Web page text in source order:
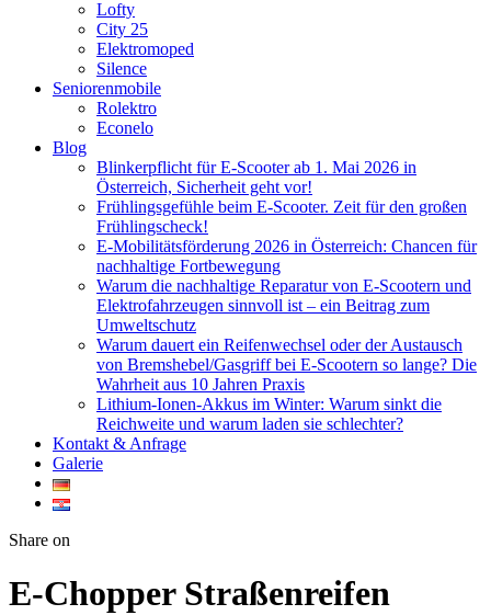
Lofty
City 25
Elektromoped
Silence
Seniorenmobile
Rolektro
Econelo
Blog
Blinkerpflicht für E-Scooter ab 1. Mai 2026 in
Österreich, Sicherheit geht vor!
Frühlingsgefühle beim E-Scooter. Zeit für den großen
Frühlingscheck!
E-Mobilitätsförderung 2026 in Österreich: Chancen für
nachhaltige Fortbewegung
Warum die nachhaltige Reparatur von E-Scootern und
Elektrofahrzeugen sinnvoll ist – ein Beitrag zum
Umweltschutz
Warum dauert ein Reifenwechsel oder der Austausch
von Bremshebel/Gasgriff bei E-Scootern so lange? Die
Wahrheit aus 10 Jahren Praxis
Lithium-Ionen-Akkus im Winter: Warum sinkt die
Reichweite und warum laden sie schlechter?
Kontakt & Anfrage
Galerie
Share on
E‑Chopper Straßenreifen